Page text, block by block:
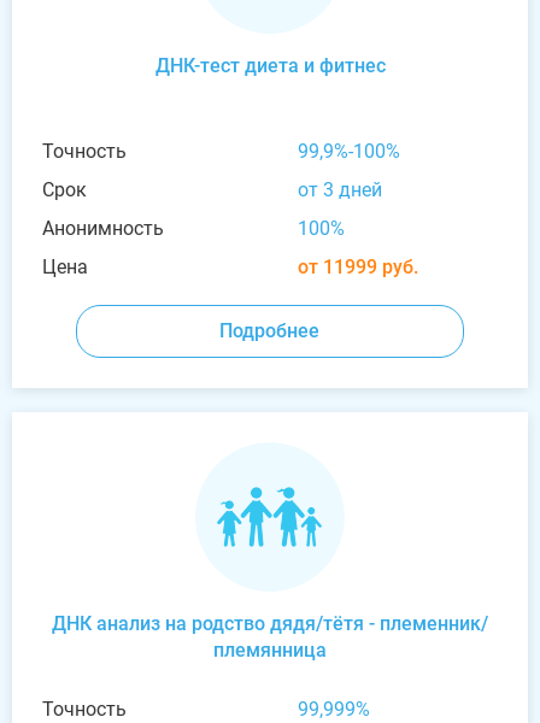
ДНК-тест диета и фитнес
Точность
99,9%-100%
Срок
от 3 дней
Анонимность
100%
Цена
от 11999 руб.
Подробнее
ДНК анализ на родство дядя/тётя - племенник/
племянница
Точность
99,999%